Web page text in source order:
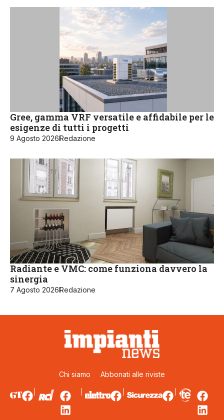
Gree, gamma VRF versatile e affidabile per le
esigenze di tutti i progetti
9 Agosto 2026Redazione
Radiante e VMC: come funziona davvero la
sinergia
7 Agosto 2026Redazione
Chi siamo Abbonati alle riviste